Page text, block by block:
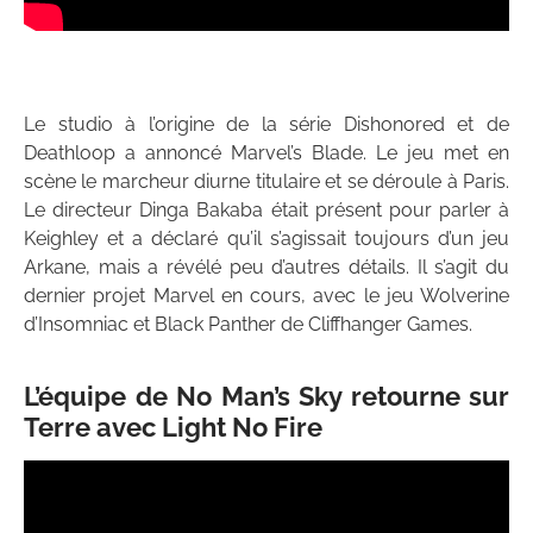
Le studio à l’origine de la série Dishonored et de
Deathloop a annoncé Marvel’s Blade. Le jeu met en
scène le marcheur diurne titulaire et se déroule à Paris.
Le directeur Dinga Bakaba était présent pour parler à
Keighley et a déclaré qu’il s’agissait toujours d’un jeu
Arkane, mais a révélé peu d’autres détails. Il s’agit du
dernier projet Marvel en cours, avec le jeu Wolverine
d’Insomniac et Black Panther de Cliffhanger Games.
L’équipe de No Man’s Sky retourne sur
Terre avec Light No Fire